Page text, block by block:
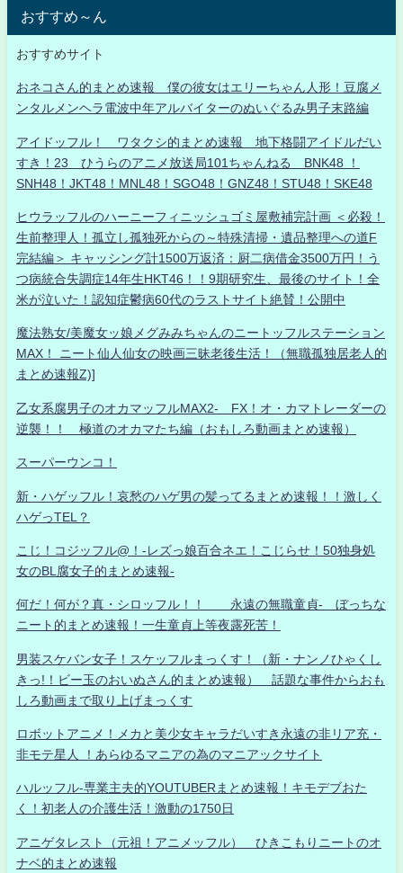
おすすめ～ん
おすすめサイト
おネコさん的まとめ速報 僕の彼女はエリーちゃん人形！豆腐メ
ンタルメンヘラ電波中年アルバイターのぬいぐるみ男子末路編
アイドッフル！ ワタクシ的まとめ速報 地下格闘アイドルだい
すき！23 ひうらのアニメ放送局101ちゃんねる BNK48 ！
SNH48！JKT48！MNL48！SGO48！GNZ48！STU48！SKE48
ヒウラッフルのハーニーフィニッシュゴミ屋敷補完計画 ＜必殺！
生前整理人！孤立し孤独死からの～特殊清掃・遺品整理への道F
完結編＞ キャッシング計1500万返済：厨二病借金3500万円！う
つ病統合失調症14年生HKT46！！9期研究生、最後のサイト！全
米が泣いた！認知症鬱病60代のラストサイト絶賛！公開中
魔法熟女/美魔女ッ娘メグみみちゃんのニートッフルステーション
MAX！ ニート仙人仙女の映画三昧老後生活！（無職孤独居老人的
まとめ速報Z)]
乙女系腐男子のオカマッフルMAX2- FX！オ・カマトレーダーの
逆襲！！ 極道のオカマたち編（おもしろ動画まとめ速報）
スーパーウンコ！
新・ハゲッフル！哀愁のハゲ男の髪ってるまとめ速報！！激しく
ハゲっTEL？
こじ！コジッフル@！-レズっ娘百合ネエ！こじらせ！50独身処
女のBL腐女子的まとめ速報-
何だ！何が？真・シロッフル！！ 永遠の無職童貞- ぼっちな
ニート的まとめ速報！一生童貞上等夜露死苦！
男装スケバン女子！スケッフルまっくす！（新・ナンノひゃくし
きっ!！ビー玉のおいぬさん的まとめ速報） 話題な事件からおも
しろ動画まで取り上げまっくす
ロボットアニメ！メカと美少女キャラだいすき永遠の非リア充・
非モテ星人 ！あらゆるマニアの為のマニアックサイト
ハルッフル-専業主夫的YOUTUBERまとめ速報！キモデブおた
く！初老人の介護生活！激動の1750日
アニゲタレスト（元祖！アニメッフル） ひきこもりニートのオ
ナベ的まとめ速報